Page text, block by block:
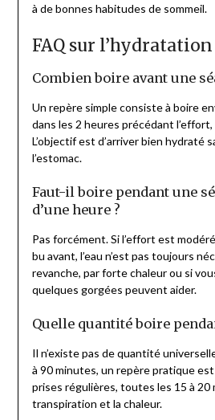
à de bonnes habitudes de sommeil.
FAQ sur
Combien boire avant une
Un repère simple consiste à boire
dans les 2 heures précédant
L’objectif est d’arriver bien hydraté
l’estomac.
Faut-il boire pendant une
d’une heure ?
Pas forcément. Si l’effort est
bu avant, l’eau n’est pas toujours
revanche, par forte chaleur ou si
quelques gorgées peuvent aider.
Quelle quantité boire
Il n’existe pas de quantité
à 90 minutes, un repère pratique
prises régulières, toutes les 15 à
transpiration et la chaleur.